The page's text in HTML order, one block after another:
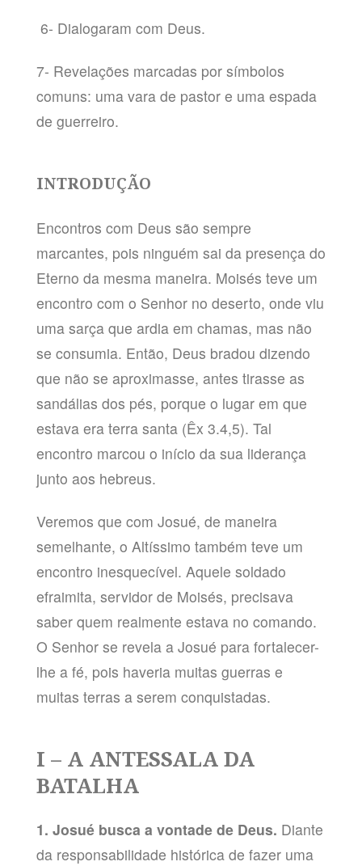
6- Dialogaram com Deus.
7- Revelações marcadas por símbolos
comuns: uma vara de pastor e uma espada
de guerreiro.
INTRODUÇÃO
Encontros com Deus são sempre
marcantes, pois ninguém sai da presença do
Eterno da mesma maneira. Moisés teve um
encontro com o Senhor no deserto, onde viu
uma sarça que ardia em chamas, mas não
se consumia. Então, Deus bradou dizendo
que não se aproximasse, antes tirasse as
sandálias dos pés, porque o lugar em que
estava era terra santa (Êx 3.4,5). Tal
encontro marcou o início da sua liderança
junto aos hebreus.
Veremos que com Josué, de maneira
semelhante, o Altíssimo também teve um
encontro inesquecível. Aquele soldado
efraimita, servidor de Moisés, precisava
saber quem realmente estava no comando.
O Senhor se revela a Josué para fortalecer-
lhe a fé, pois haveria muitas guerras e
muitas terras a serem conquistadas.
I – A ANTESSALA DA
BATALHA
1. Josué busca a vontade de Deus. Diante
da responsabilidade histórica de fazer uma